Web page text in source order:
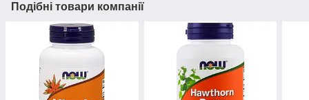
Подібні товари компанії